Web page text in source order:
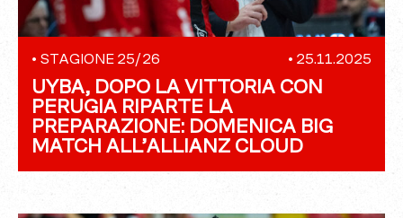
• STAGIONE 25/26 • 25.11.2025
UYBA, DOPO LA VITTORIA CON
PERUGIA RIPARTE LA
PREPARAZIONE: DOMENICA BIG
MATCH ALL’ALLIANZ CLOUD